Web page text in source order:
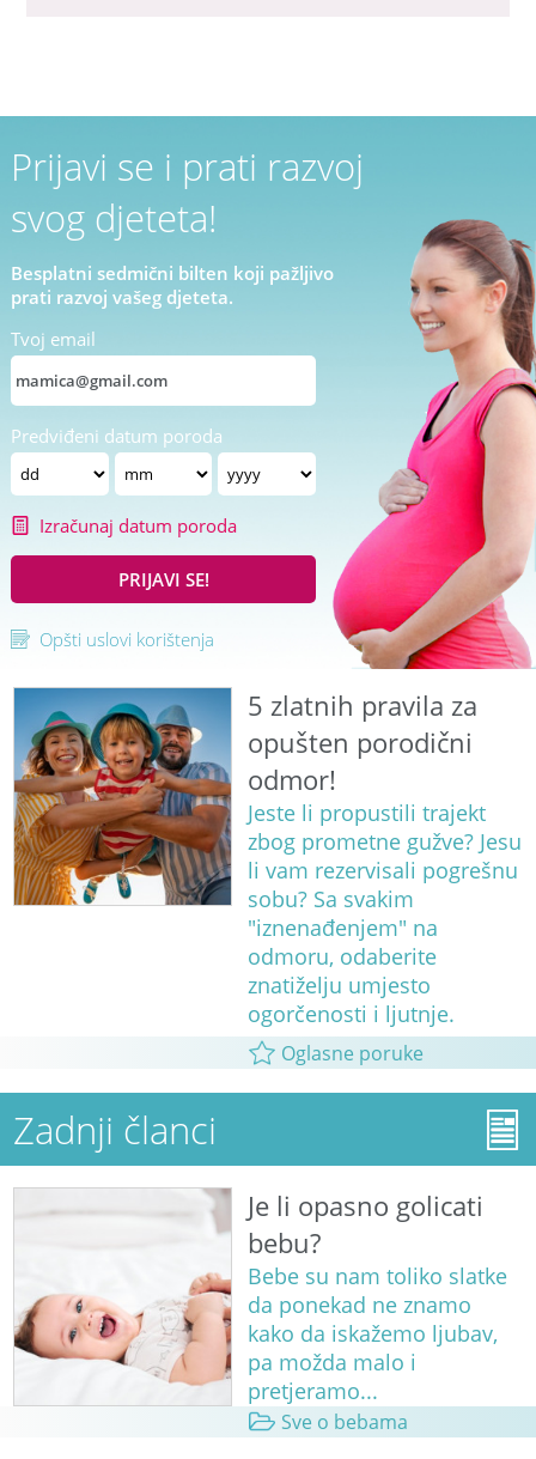
Prijavi se i prati razvoj
svog djeteta!
Besplatni sedmični bilten koji pažljivo
prati razvoj vašeg djeteta.
Tvoj email
Predviđeni datum poroda
Izračunaj datum poroda
PRIJAVI SE!
Opšti uslovi korištenja
5 zlatnih pravila za
opušten porodični
odmor!
Jeste li propustili trajekt
zbog prometne gužve? Jesu
li vam rezervisali pogrešnu
sobu? Sa svakim
"iznenađenjem" na
odmoru, odaberite
znatiželju umjesto
ogorčenosti i ljutnje.
Oglasne poruke
Zadnji članci
Je li opasno golicati
bebu?
Bebe su nam toliko slatke
da ponekad ne znamo
kako da iskažemo ljubav,
pa možda malo i
pretjeramo...
Sve o bebama